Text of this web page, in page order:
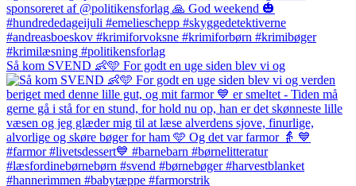
Så kom SVEND 👶🩵 For godt en uge siden blev vi og